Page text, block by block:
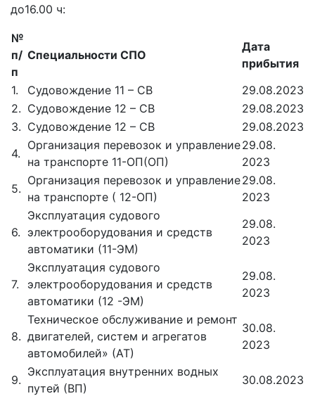
до16.00 ч:
№
п/
п
Специальности СПО
Дата
прибытия
1.
Судовождение 11 – СВ
29.08.2023
2. Судовождение 12 – СВ
29.08.2023
3. Судовождение 12 – СВ
29.08.2023
4.
Организация перевозок и управление
на транспорте 11-ОП(ОП)
29.08.
2023
5.
Организация перевозок и управление
на транспорте ( 12-ОП)
29.08.
2023
6.
Эксплуатация судового
электрооборудования и средств
автоматики (11-ЭМ)
29.08.
2023
7.
Эксплуатация судового
электрооборудования и средств
автоматики (12 -ЭМ)
29.08.
2023
8.
Техническое обслуживание и ремонт
двигателей, систем и агрегатов
автомобилей» (АТ)
30.08.
2023
9.
Эксплуатация внутренних водных
путей (ВП)
30.08.2023